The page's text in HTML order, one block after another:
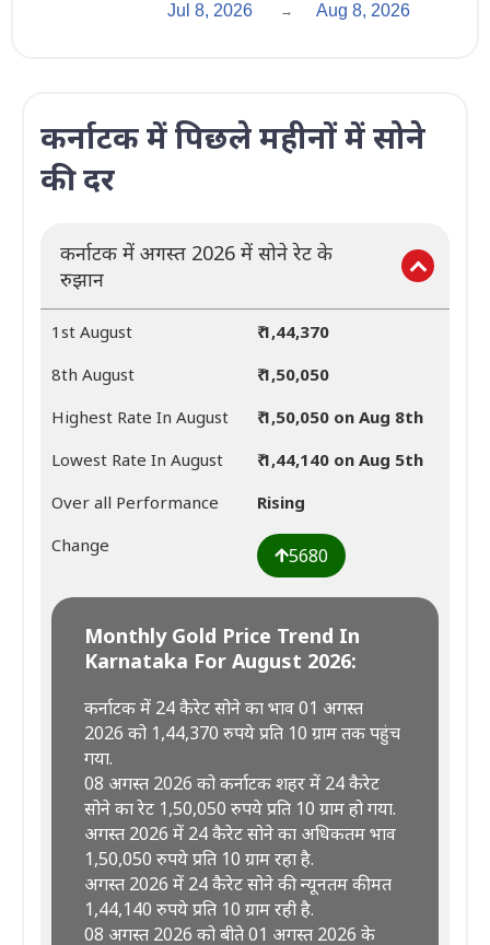
Jul 8, 2026 → Aug 8, 2026
कर्नाटक में पिछले महीनों में सोने
की दर
कर्नाटक में अगस्त 2026 में सोने रेट के
रुझान
1st August
₹ 1,44,370
8th August
₹ 1,50,050
Highest Rate In August
₹ 1,50,050 on Aug 8th
Lowest Rate In August
₹ 1,44,140 on Aug 5th
Over all Performance
Rising
Change
5680
Monthly Gold Price Trend In
Karnataka For August 2026:
कर्नाटक में 24 कैरेट सोने का भाव 01 अगस्त
2026 को 1,44,370 रुपये प्रति 10 ग्राम तक पहुंच
गया.
08 अगस्त 2026 को कर्नाटक शहर में 24 कैरेट
सोने का रेट 1,50,050 रुपये प्रति 10 ग्राम हो गया.
अगस्त 2026 में 24 कैरेट सोने का अधिकतम भाव
1,50,050 रुपये प्रति 10 ग्राम रहा है.
अगस्त 2026 में 24 कैरेट सोने की न्यूनतम कीमत
1,44,140 रुपये प्रति 10 ग्राम रही है.
08 अगस्त 2026 को बीते 01 अगस्त 2026 के